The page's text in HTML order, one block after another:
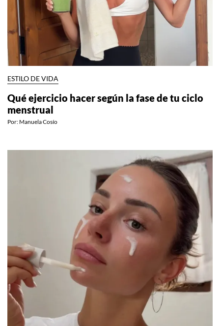
ESTILO DE VIDA
Qué ejercicio hacer según la fase de tu ciclo
menstrual
Por: Manuela Cosío